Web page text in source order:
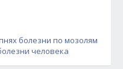
болезни по мозолям
человека